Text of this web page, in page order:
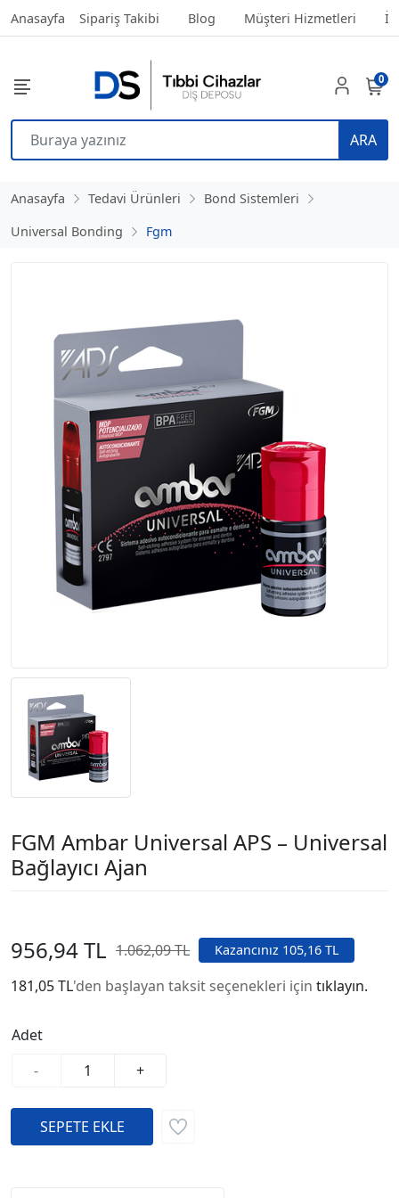
Anasayfa Sipariş Takibi Blog Müşteri Hizmetleri
ARA
0
Anasayfa Tedavi Ürünleri
Bond Sistemleri
Universal Bonding
Fgm
FGM Ambar Universal APS – Universal
Bağlayıcı Ajan
956,94 TL 1.062,09 TL Kazancınız 105,16 TL
181,05 TL'den başlayan taksit seçenekleri için tıklayın.
Adet
-
+